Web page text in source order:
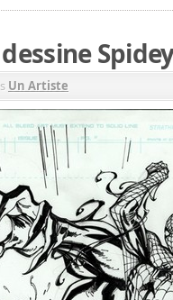
Un Artiste